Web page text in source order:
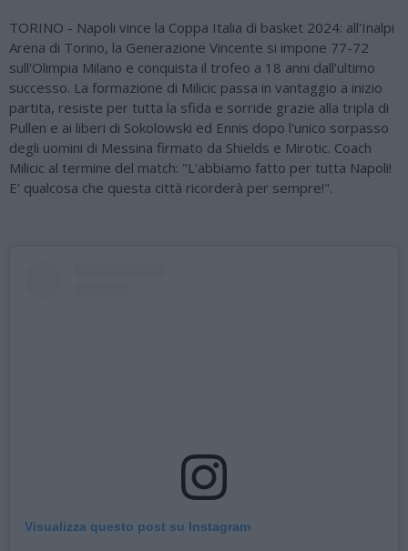
TORINO - Napoli vince la Coppa Italia di basket 2024: all'Inalpi
Arena di Torino, la Generazione Vincente si impone 77-72
sull'Olimpia Milano e conquista il trofeo a 18 anni dall'ultimo
successo. La formazione di Milicic passa in vantaggio a inizio
partita, resiste per tutta la sfida e sorride grazie alla tripla di
Pullen e ai liberi di Sokolowski ed Ennis dopo l'unico sorpasso
degli uomini di Messina firmato da Shields e Mirotic. Coach
Milicic al termine del match: "L'abbiamo fatto per tutta Napoli!
E' qualcosa che questa città ricorderà per sempre!".
Visualizza questo post su Instagram